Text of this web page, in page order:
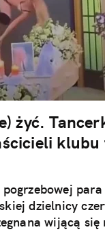
żyć.
dzielnicy
wijącą się